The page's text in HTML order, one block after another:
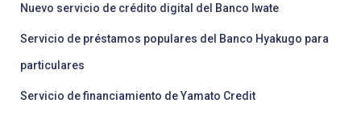
Nuevo servicio de crédito digital del Banco Iwate
Servicio de préstamos populares del Banco Hyakugo para
particulares
Servicio de financiamiento de Yamato Credit